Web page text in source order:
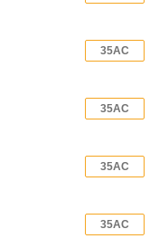
35AC
35AC
35AC
35AC